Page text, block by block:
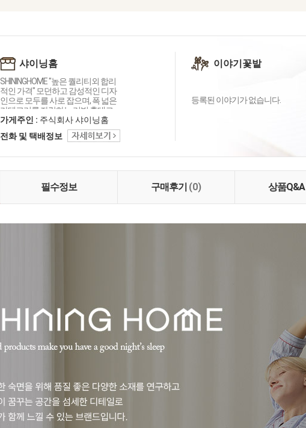
샤이닝홈
SHININGHOME "높은 퀄리티외 합리
적인 가격" 모던하고 감성적인 디자
인으로 모두를 사로 잡으며, 폭 넓은
카테고리를 자랑하는 리빙 홈데코
인테리어 샤이닝홈입니다.
가게주인 : 주식회사 샤이닝홈
전화 및 택배정보
이야기꽃밭
등록된 이야기가 없습니다.
필수정보 구매후기 (0) 상품Q&A